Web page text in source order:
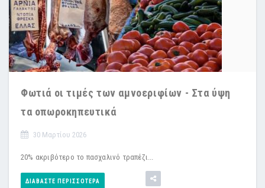
Φωτιά οι τιμές των αμνοεριφίων - Στα ύψη
τα οπωροκηπευτικά
30 Μαρτίου 2026
20% ακριβότερο το πασχαλινό τραπέζι...
ΔΙΑΒΆΣΤΕ ΠΕΡΙΣΣΌΤΕΡΑ